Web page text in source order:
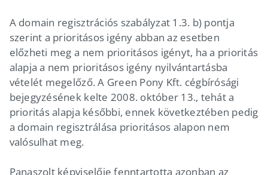
A domain regisztrációs szabályzat 1.3. b) pontja
szerint a prioritásos igény abban az esetben
előzheti meg a nem prioritásos igényt, ha a prioritás
alapja a nem prioritásos igény nyilvántartásba
vételét megelőző. A Green Pony Kft. cégbírósági
bejegyzésének kelte 2008. október 13., tehát a
prioritás alapja későbbi, ennek következtében pedig
a domain regisztrálása prioritásos alapon nem
valósulhat meg.
Panaszolt képviselője fenntartotta azonban az